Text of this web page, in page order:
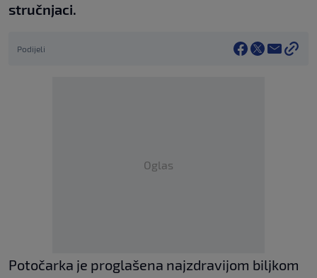
stručnjaci.
Podijeli
Oglas
Potočarka je proglašena najzdravijom biljkom